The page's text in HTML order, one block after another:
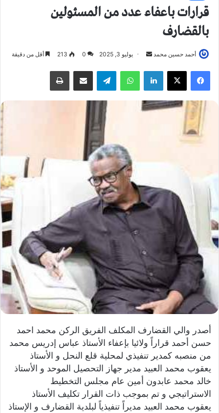
قرارات باعفاء عدد من المسئولين
بالقضارف
أحمد حسين محمد
ل
ب
ر
ك
ت
ر
ا
يوليو 3, 2025 0
213 أقل من دقيقة
فيسبوك لينكدإن واتساب
أصدر والي القضارف المكلف الفريق الركن محمد احمد
حسن أحمد قراراً ولائيا بإعفاء الأستاذ عباس إدريس محمد
من منصبه كمدير تنفيذي لمحلية قلع النحل و الأستاذ
يعقوب محمد العبيد مدير جهاز التحصيل الموحد و الأستاذ
خالد محمد عابدون أمين عام مجلس التخطيط
الاستراتيجي و تم بموجب ذات القرار تكليف الأستاذ
يعقوب محمد العبيد مديراً تنفيذياً لبلدية القضارف و الإستاذ